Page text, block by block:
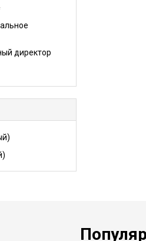
директор